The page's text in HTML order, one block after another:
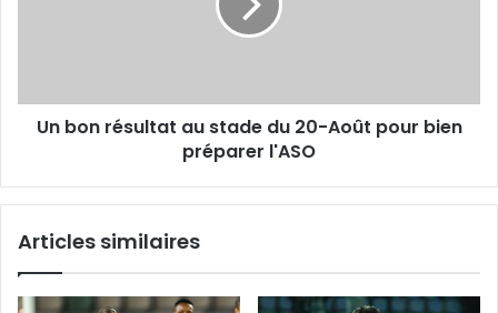
pour
bienUn bon résultat au stade du 20-Août pour bien
préparer l'ASO
Articles similaires